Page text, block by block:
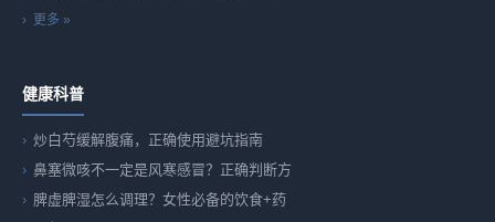
更多 »
健康科普
炒白芍缓解腹痛，正确使用避坑指南
鼻塞微咳不一定是风寒感冒？正确判断方
脾虚脾湿怎么调理？女性必备的饮食+药